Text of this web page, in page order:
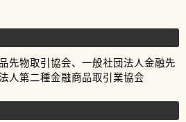
先物取引協会、一般社団法人金融先
人第二種金融商品取引業協会